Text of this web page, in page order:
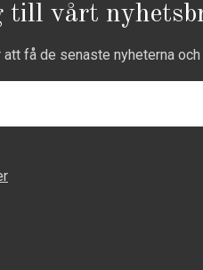
till vårt
få de senaste nyheterna